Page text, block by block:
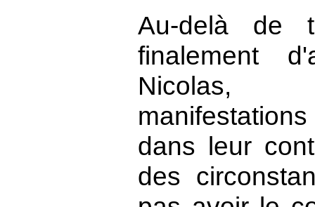
Au-delà de
finalement
Nicolas,
dans leur
des